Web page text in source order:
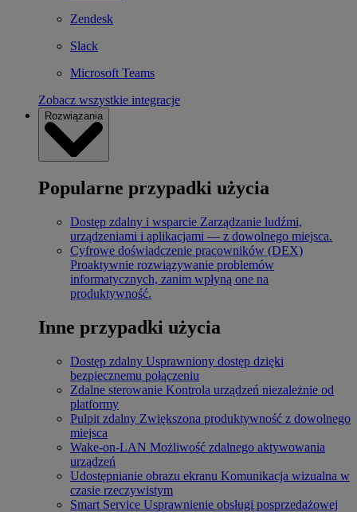
Zendesk
Slack
Microsoft Teams
Zobacz wszystkie integracje
Rozwiązania
Popularne przypadki użycia
Dostęp zdalny i wsparcie Zarządzanie ludźmi,
urządzeniami i aplikacjami — z dowolnego miejsca.
Cyfrowe doświadczenie pracowników (DEX)
Proaktywnie rozwiązywanie problemów
informatycznych, zanim wpłyną one na
produktywność.
Inne przypadki użycia
Dostęp zdalny Usprawniony dostęp dzięki
bezpiecznemu połączeniu
Zdalne sterowanie Kontrola urządzeń niezależnie od
platformy
Pulpit zdalny Zwiększona produktywność z dowolnego
miejsca
Wake-on-LAN Możliwość zdalnego aktywowania
urządzeń
Udostępnianie obrazu ekranu Komunikacja wizualna w
czasie rzeczywistym
Smart Service Usprawnienie obsługi posprzedażowej